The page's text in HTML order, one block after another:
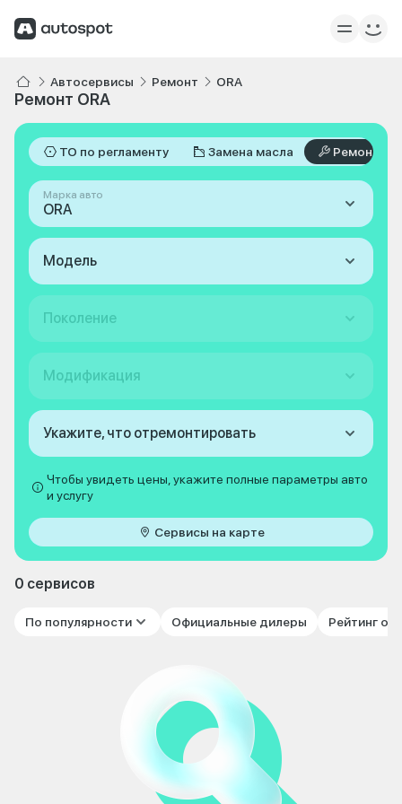
Автосервисы Ремонт ORA
Ремонт ORA
ТО по регламенту Замена масла Ремонт
Марка авто
ORA
Модель
Поколение
Модификация
Укажите, что отремонтировать
Чтобы увидеть цены, укажите полные параметры авто
и услугу
Сервисы на карте
0 сервисов
По популярности Официальные дилеры Рейтинг